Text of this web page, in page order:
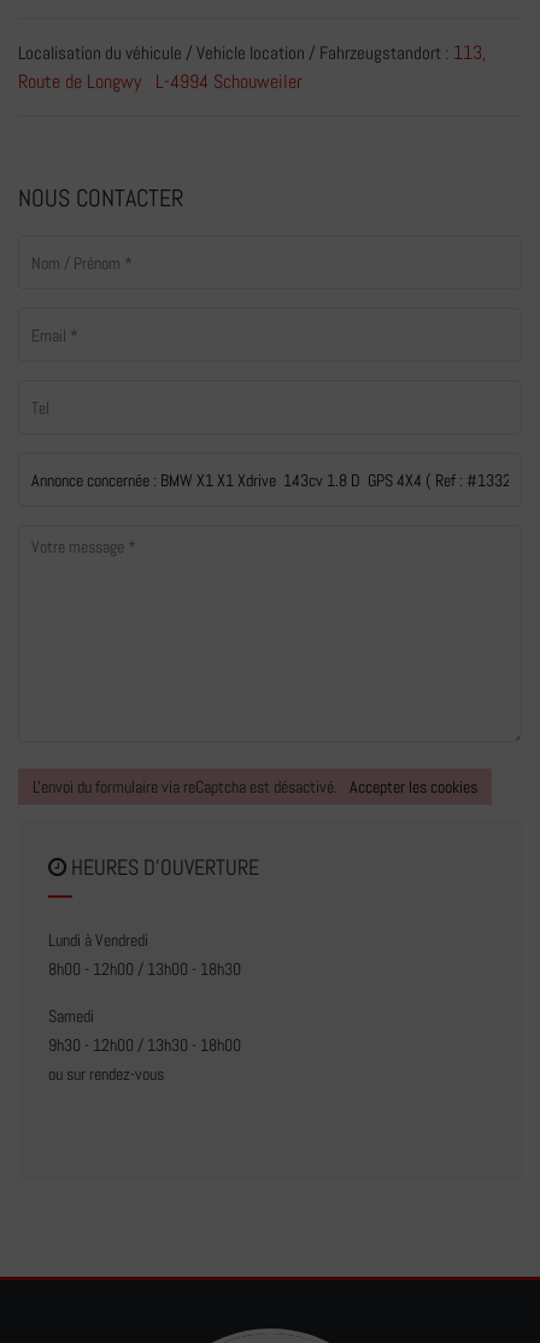
Localisation du véhicule / Vehicle location / Fahrzeugstandort : 113,
Route de Longwy L-4994 Schouweiler
NOUS CONTACTER
L'envoi du formulaire via reCaptcha est désactivé. Accepter les cookies
HEURES D'OUVERTURE
Lundi à Vendredi
8h00 - 12h00 / 13h00 - 18h30
Samedi
9h30 - 12h00 / 13h30 - 18h00
ou sur rendez-vous